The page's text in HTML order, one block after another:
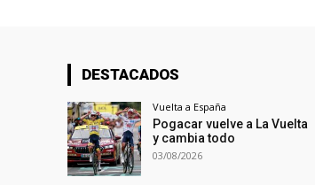
DESTACADOS
Vuelta a España
Pogacar vuelve a La Vuelta
y cambia todo
03/08/2026